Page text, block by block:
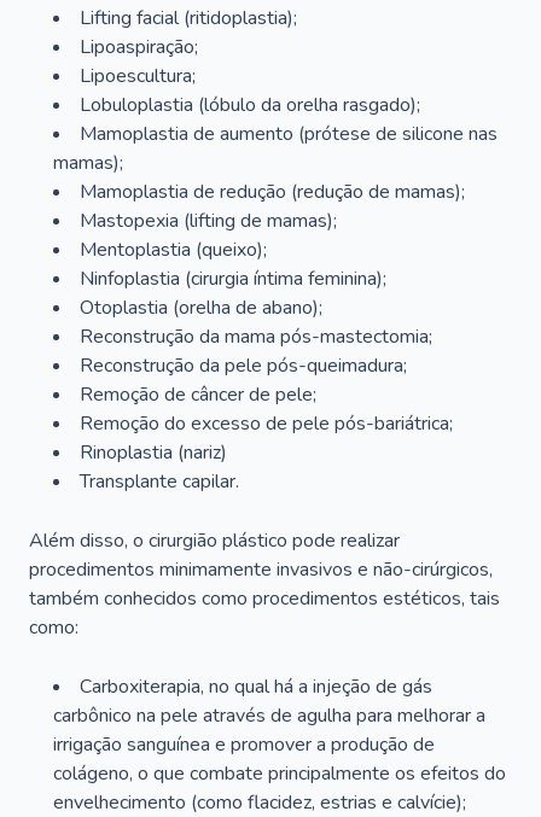
Lifting facial (ritidoplastia);
Lipoaspiração;
Lipoescultura;
Lobuloplastia (lóbulo da orelha rasgado);
Mamoplastia de aumento (prótese de silicone nas
mamas);
Mamoplastia de redução (redução de mamas);
Mastopexia (lifting de mamas);
Mentoplastia (queixo);
Ninfoplastia (cirurgia íntima feminina);
Otoplastia (orelha de abano);
Reconstrução da mama pós-mastectomia;
Reconstrução da pele pós-queimadura;
Remoção de câncer de pele;
Remoção do excesso de pele pós-bariátrica;
Rinoplastia (nariz)
Transplante capilar.
Além disso, o cirurgião plástico pode realizar
procedimentos minimamente invasivos e não-cirúrgicos,
também conhecidos como procedimentos estéticos, tais
como:
Carboxiterapia, no qual há a injeção de gás
carbônico na pele através de agulha para melhorar a
irrigação sanguínea e promover a produção de
colágeno, o que combate principalmente os efeitos do
envelhecimento (como flacidez, estrias e calvície);